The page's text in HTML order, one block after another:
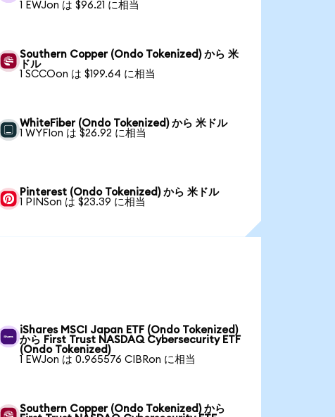
1 EWJon は $96.21 に相当
Southern Copper (Ondo Tokenized) から 米
ドル
1 SCCOon は $199.64 に相当
WhiteFiber (Ondo Tokenized) から 米ドル
1 WYFIon は $26.92 に相当
Pinterest (Ondo Tokenized) から 米ドル
1 PINSon は $23.39 に相当
iShares MSCI Japan ETF (Ondo Tokenized)
から First Trust NASDAQ Cybersecurity ETF
(Ondo Tokenized)
1 EWJon は 0.965576 CIBRon に相当
Southern Copper (Ondo Tokenized) から